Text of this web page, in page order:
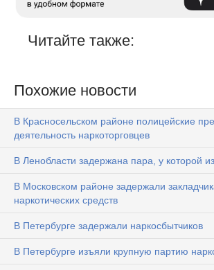
Читайте также:
Похожие новости
В Красносельском районе полицейские
деятельность наркоторговцев
В Ленобласти задержана пара, у которой
В Московском районе задержали
наркотических средств
В Петербурге задержали наркосбытчиков
В Петербурге изъяли крупную партию